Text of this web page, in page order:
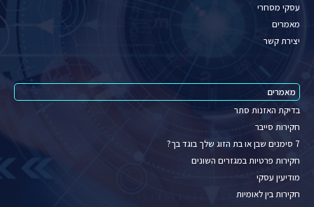
עסקי מסחרי
מאמרים
יצירת קשר
מאמרים
בדיקת האזנות סתר
חקירות סייבר
7 סימנים שבן או בת הזוג שלך בוגד בך?
חקירות פרטיות במגזרים השונים
מודיעין עסקי
חקירות בין לאומיות